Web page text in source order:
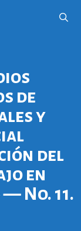
de
y
del
en
No. 11.